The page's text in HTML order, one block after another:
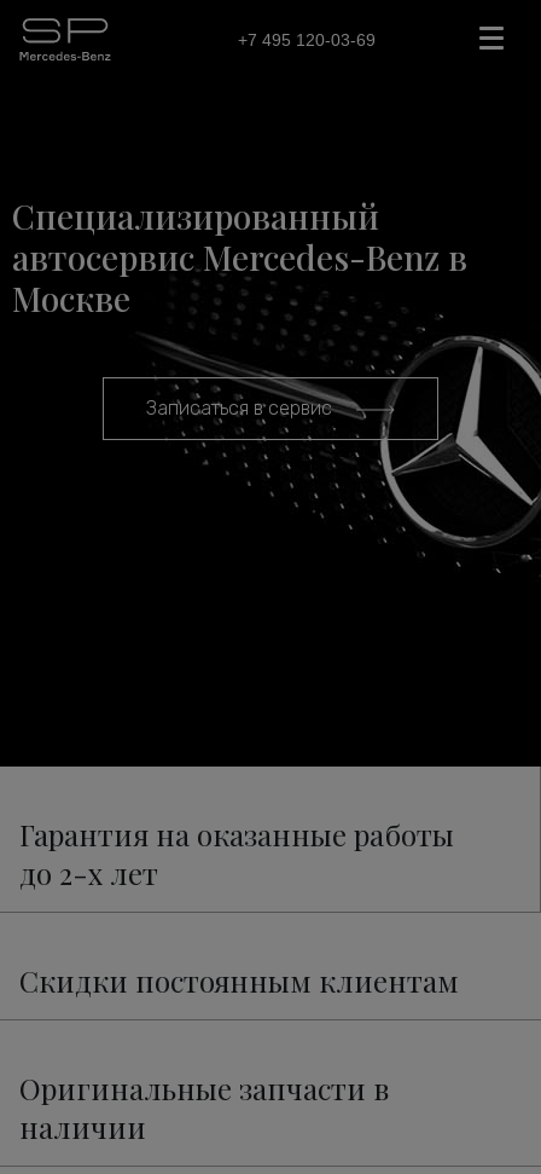
+7 495 120-03-69
Специализированный
автосервис Mercedes-Benz в
Москве
Записаться в сервис
Гарантия на оказанные работы
до 2-х лет
Скидки постоянным клиентам
Оригинальные запчасти в
наличии